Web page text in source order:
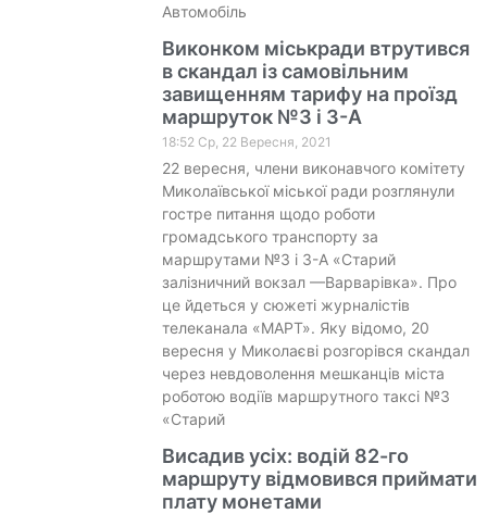
Автомобіль
Виконком міськради втрутився
в скандал із самовільним
завищенням тарифу на проїзд
маршруток №3 і 3-А
18:52 Ср, 22 Вересня, 2021
22 вересня, члени виконавчого комітету
Миколаївської міської ради розглянули
гостре питання щодо роботи
громадського транспорту за
маршрутами №3 і 3-А «Старий
залізничний вокзал —Варварівка». Про
це йдеться у сюжеті журналістів
телеканала «МАРТ». Яку відомо, 20
вересня у Миколаєві розгорівся скандал
через невдоволення мешканців міста
роботою водіїв маршрутного таксі №3
«Старий
Висадив усіх: водій 82-го
маршруту відмовився приймати
плату монетами